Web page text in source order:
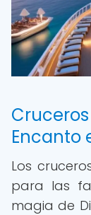
Encanto
Los
para las
magia de